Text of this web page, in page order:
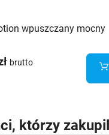
wpuszczany mocny
brutto
którzy